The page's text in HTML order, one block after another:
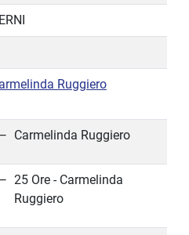
Ruggiero
Carmelinda Ruggiero
25 Ore - Carmelinda
Ruggiero